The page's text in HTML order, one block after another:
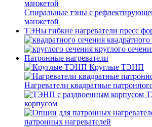
Спиральные тэны с
манжетой
ТЭНы гибкие нагреватели пресс
квадратного
круглого
Патронные нагреватели
Круглые ТЭНП
Нагреватели квадратные
корпусом
патронных нагревателей